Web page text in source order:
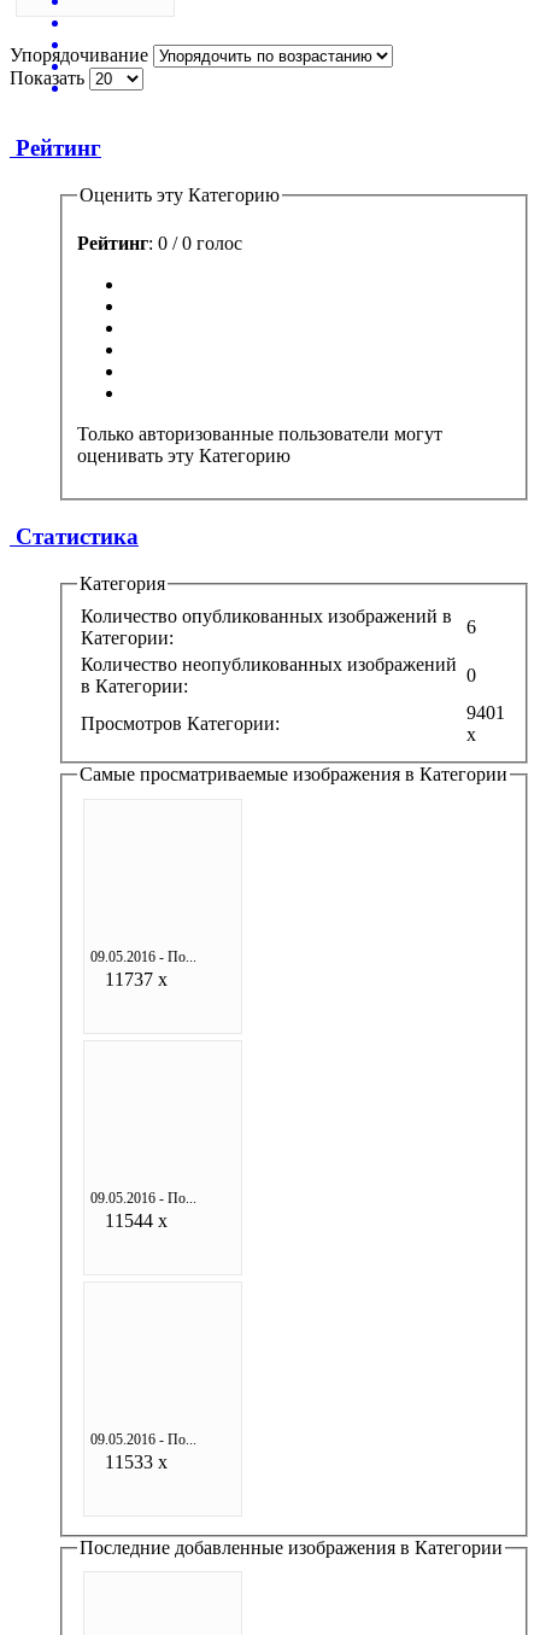
Упорядочивание
Показать
Рейтинг
Оценить эту Категорию
Рейтинг: 0 / 0 голос
Только авторизованные пользователи могут
оценивать эту Категорию
Статистика
Категория
Количество опубликованных изображений в
Категории:
6
Количество неопубликованных изображений
в Категории:
0
Просмотров Категории:
9401
x
Самые просматриваемые изображения в Категории
09.05.2016 - По...
11737 x
09.05.2016 - По...
11544 x
09.05.2016 - По...
11533 x
Последние добавленные изображения в Категории